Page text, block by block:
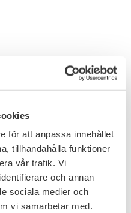
för att anpassa innehållet
tillhandahålla funktioner
vår trafik. Vi
och annan
sociala medier och
vi samarbetar med.